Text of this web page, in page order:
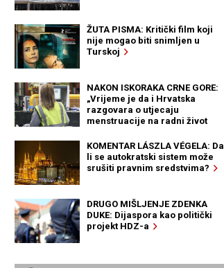
ŽUTA PISMA: Kritički film koji
nije mogao biti snimljen u
Turskoj
NAKON ISKORAKA CRNE GORE:
„Vrijeme je da i Hrvatska
razgovara o utjecaju
menstruacije na radni život
KOMENTAR LÁSZLA VÉGELA: Da
li se autokratski sistem može
srušiti pravnim sredstvima?
DRUGO MIŠLJENJE ZDENKA
DUKE: Dijaspora kao politički
projekt HDZ-a